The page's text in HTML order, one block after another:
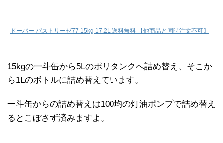
ドーバー パストリーゼ77 15kg 17.2L 送料無料 【他商品と同時注文不可】
15kgの一斗缶から5Lのポリタンクへ詰め替え、そこか
ら1Lのボトルに詰め替えています。
一斗缶からの詰め替えは100均の灯油ポンプで詰め替え
るとこぼさず済みますよ。